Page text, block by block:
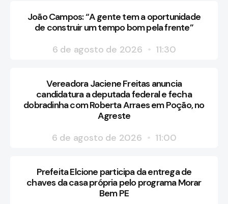
João Campos: “A gente tem a oportunidade
de construir um tempo bom pela frente”
6 de agosto de 2026
11:30
Vereadora Jaciene Freitas anuncia
candidatura a deputada federal e fecha
dobradinha com Roberta Arraes em Poção, no
Agreste
6 de agosto de 2026
11:00
Prefeita Elcione participa da entrega de
chaves da casa própria pelo programa Morar
Bem PE